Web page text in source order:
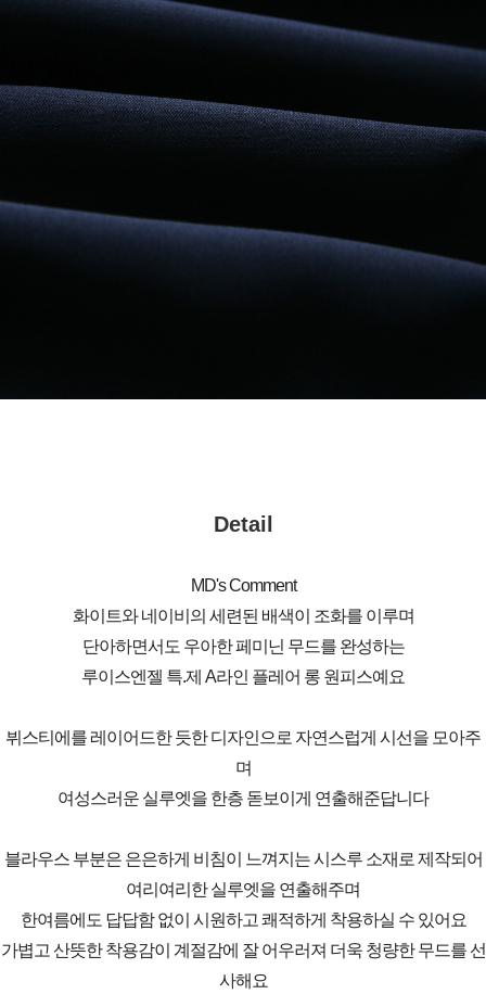
Detail
MD's Comment
화이트와 네이비의 세련된 배색이 조화를 이루며
단아하면서도 우아한 페미닌 무드를 완성하는
루이스엔젤 특.제 A라인 플레어 롱 원피스예요
뷔스티에를 레이어드한 듯한 디자인으로 자연스럽게 시선을 모아주
며
여성스러운 실루엣을 한층 돋보이게 연출해준답니다
블라우스 부분은 은은하게 비침이 느껴지는 시스루 소재로 제작되어
여리여리한 실루엣을 연출해주며
한여름에도 답답함 없이 시원하고 쾌적하게 착용하실 수 있어요
가볍고 산뜻한 착용감이 계절감에 잘 어우러져 더욱 청량한 무드를 선
사해요